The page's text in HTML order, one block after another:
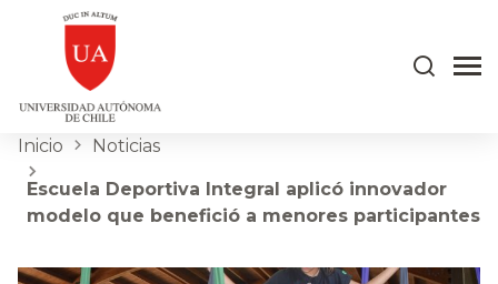
Inicio Noticias
Escuela Deportiva Integral aplicó innovador
modelo que benefició a menores participantes